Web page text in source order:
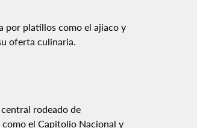
por platillos como el ajiaco y
oferta culinaria.
rodeado de
el Capitolio Nacional y